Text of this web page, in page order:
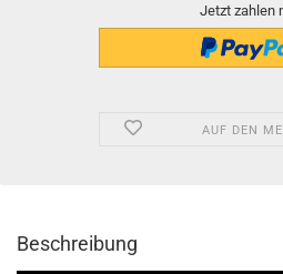
Jetzt zahlen
AUF DEN
Beschreibung